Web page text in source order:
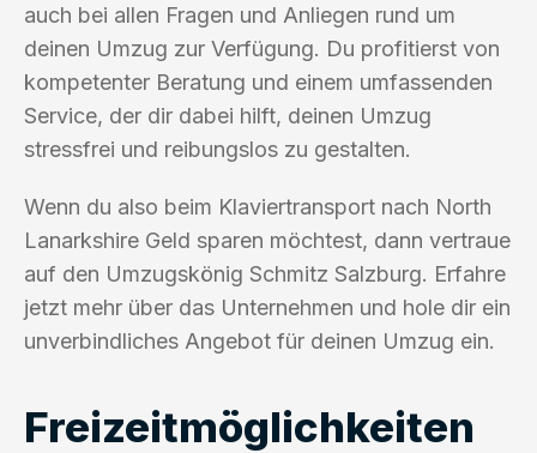
auch bei allen Fragen und Anliegen rund um
deinen Umzug zur Verfügung. Du profitierst von
kompetenter Beratung und einem umfassenden
Service, der dir dabei hilft, deinen Umzug
stressfrei und reibungslos zu gestalten.
Wenn du also beim Klaviertransport nach North
Lanarkshire Geld sparen möchtest, dann vertraue
auf den Umzugskönig Schmitz Salzburg. Erfahre
jetzt mehr über das Unternehmen und hole dir ein
unverbindliches Angebot für deinen Umzug ein.
Freizeitmöglichkeiten